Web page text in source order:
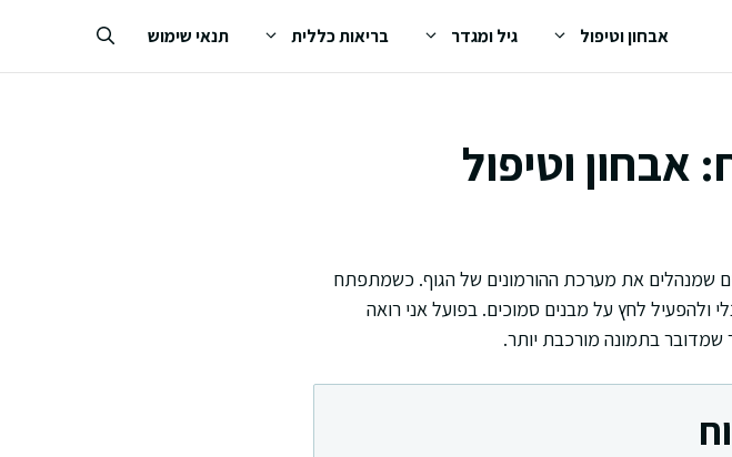
אבחון וטיפול גיל ומגדר בריאות כללית תנאי שימוש
אבחון וטיפול
שמנהלים את מערכת ההורמונים של הגוף. כשמתפתח
ולהפעיל לחץ על מבנים סמוכים. בפועל אני רואה
בתמונה מורכבת יותר.